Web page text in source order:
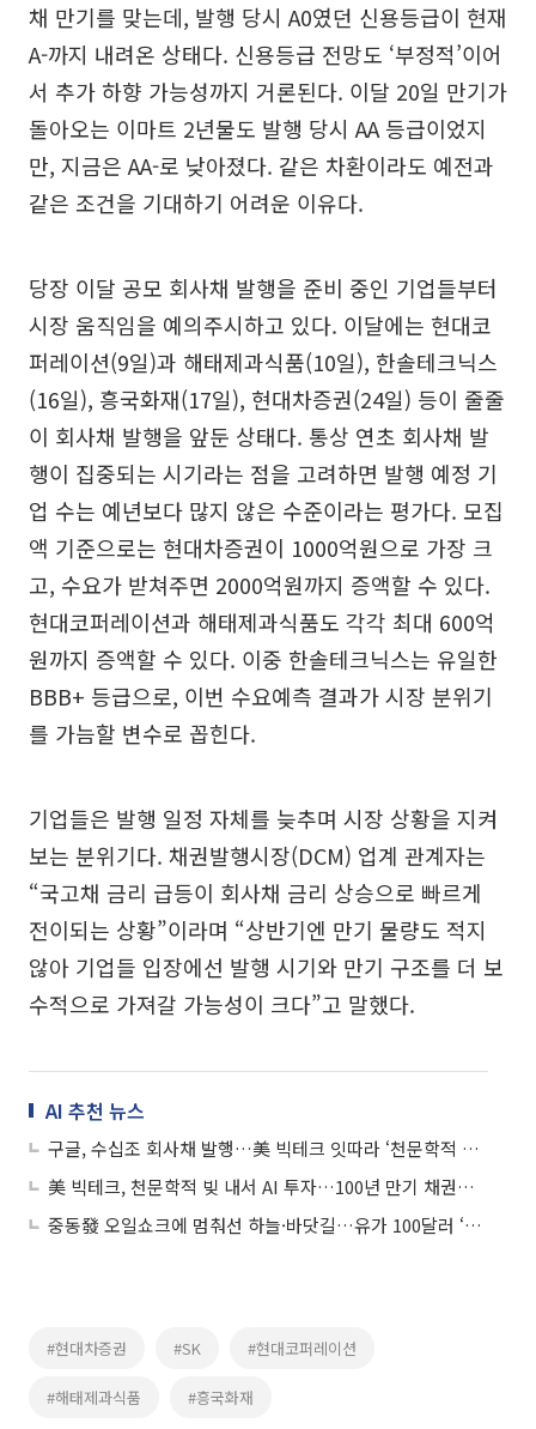
채 만기를 맞는데, 발행 당시 A0였던 신용등급이 현재
A-까지 내려온 상태다. 신용등급 전망도 ‘부정적’이어
서 추가 하향 가능성까지 거론된다. 이달 20일 만기가
돌아오는 이마트 2년물도 발행 당시 AA 등급이었지
만, 지금은 AA-로 낮아졌다. 같은 차환이라도 예전과
같은 조건을 기대하기 어려운 이유다.
당장 이달 공모 회사채 발행을 준비 중인 기업들부터
시장 움직임을 예의주시하고 있다. 이달에는 현대코
퍼레이션(9일)과 해태제과식품(10일), 한솔테크닉스
(16일), 흥국화재(17일), 현대차증권(24일) 등이 줄줄
이 회사채 발행을 앞둔 상태다. 통상 연초 회사채 발
행이 집중되는 시기라는 점을 고려하면 발행 예정 기
업 수는 예년보다 많지 않은 수준이라는 평가다. 모집
액 기준으로는 현대차증권이 1000억원으로 가장 크
고, 수요가 받쳐주면 2000억원까지 증액할 수 있다.
현대코퍼레이션과 해태제과식품도 각각 최대 600억
원까지 증액할 수 있다. 이중 한솔테크닉스는 유일한
BBB+ 등급으로, 이번 수요예측 결과가 시장 분위기
를 가늠할 변수로 꼽힌다.
기업들은 발행 일정 자체를 늦추며 시장 상황을 지켜
보는 분위기다. 채권발행시장(DCM) 업계 관계자는
“국고채 금리 급등이 회사채 금리 상승으로 빠르게
전이되는 상황”이라며 “상반기엔 만기 물량도 적지
않아 기업들 입장에선 발행 시기와 만기 구조를 더 보
수적으로 가져갈 가능성이 크다”고 말했다.
AI 추천 뉴스
구글, 수십조 회사채 발행…美 빅테크 잇따라 ‘천문학적 빚투’
美 빅테크, 천문학적 빚 내서 AI 투자…100년 만기 채권까지 등장
중동發 오일쇼크에 멈춰선 하늘·바닷길…유가 100달러 ‘경고’
#현대차증권 #SK #현대코퍼레이션
#해태제과식품 #흥국화재